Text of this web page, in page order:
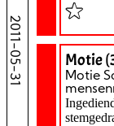
2011-05-31 Motie
Motie